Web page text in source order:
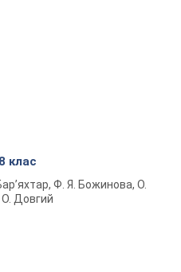
клас
Ф. Я. Божинова, О.
О. Довгий